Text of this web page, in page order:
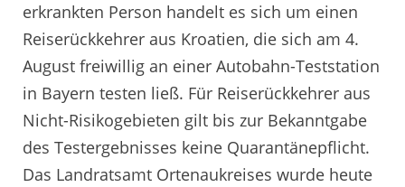
erkrankten Person handelt es sich um einen
Reiserückkehrer aus Kroatien, die sich am 4.
August freiwillig an einer Autobahn-Teststation
in Bayern testen ließ. Für Reiserückkehrer aus
Nicht-Risikogebieten gilt bis zur Bekanntgabe
des Testergebnisses keine Quarantänepflicht.
Das Landratsamt Ortenaukreises wurde heute